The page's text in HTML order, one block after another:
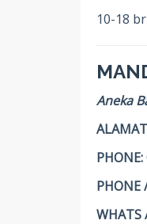
10-18
Aneka
PHONE
WHATS